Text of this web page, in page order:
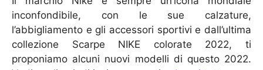
inconfondibile, con le sue calzature,
l’abbigliamento e gli accessori sportivi e dall’ultima
collezione Scarpe NIKE colorate 2022, ti
proponiamo alcuni nuovi modelli di questo 2022.